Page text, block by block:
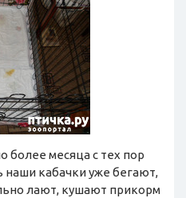
более месяца с тех пор
наши кабачки уже бегают,
лают, кушают прикорм